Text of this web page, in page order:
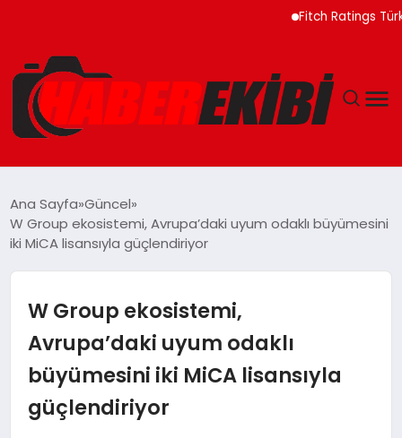
Fitch Ratings Türkiye
GÜNCEL
MAGAZIN
SAĞLIK
Ana Sayfa Güncel
W Group ekosistemi, Avrupa’daki uyum odaklı büyümesini
iki MiCA lisansıyla güçlendiriyor
W Group ekosistemi,
Avrupa’daki uyum odaklı
büyümesini iki MiCA lisansıyla
güçlendiriyor